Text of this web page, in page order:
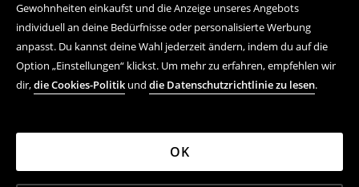
Gewohnheiten einkaufst und die Anzeige unseres Angebots
individuell an deine Bedürfnisse oder personalisierte Werbung
anpasst. Du kannst deine Wahl jederzeit ändern, indem du auf die
Option „Einstellungen“ klickst. Um mehr zu erfahren, empfehlen wir
dir,die Cookies-Politik und die Datenschutzrichtlinie zu lesen.
OK